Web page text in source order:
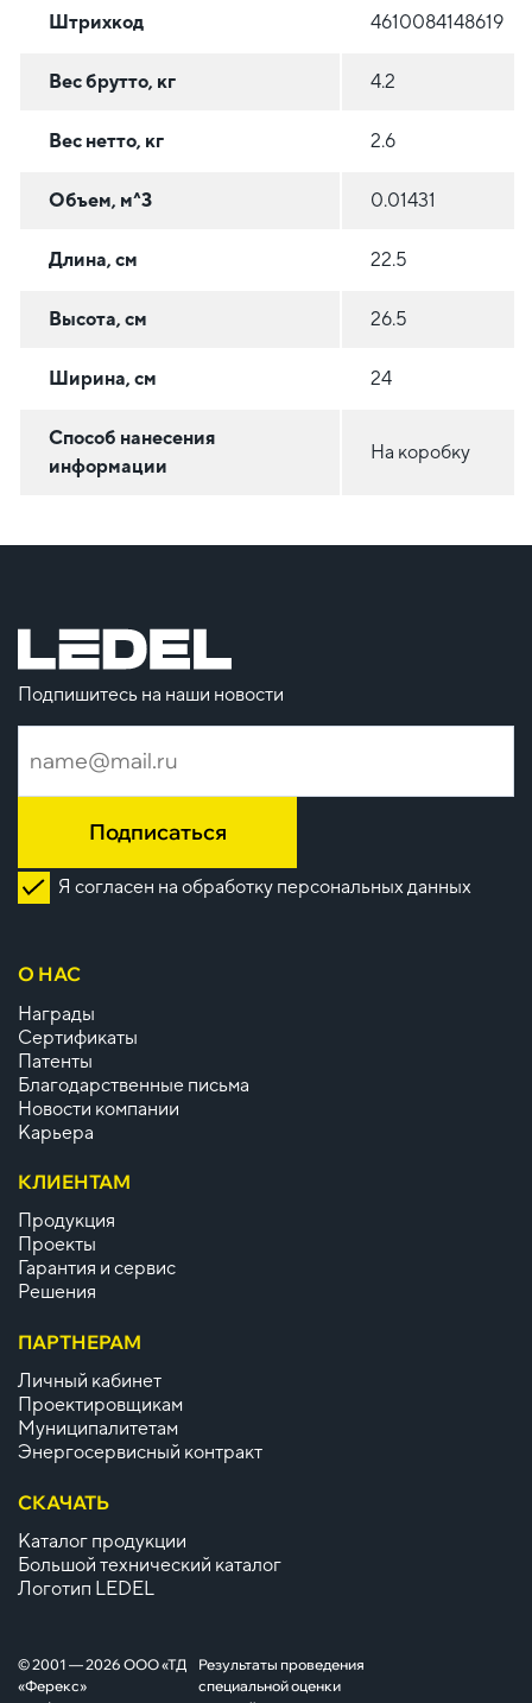
Штрихкод 4610084148619
Вес брутто, кг 4.2
Вес нетто, кг 2.6
Объем, м^3 0.01431
Длина, см 22.5
Высота, см 26.5
Ширина, см 24
Способ нанесения
информации
На коробку
Подпишитесь на наши новости
Подписаться
Я согласен на обработку персональных данных
О НАС
Награды
Сертификаты
Патенты
Благодарственные письма
Новости компании
Карьера
КЛИЕНТАМ
Продукция
Проекты
Гарантия и сервис
Решения
ПАРТНЕРАМ
Личный кабинет
Проектировщикам
Муниципалитетам
Энергосервисный контракт
СКАЧАТЬ
Каталог продукции
Большой технический каталог
Логотип LEDEL
© 2001 — 2026 ООО «ТД
«Ферекс»
Результаты проведения
специальной оценки